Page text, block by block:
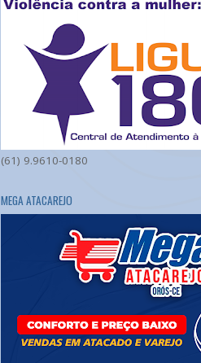
(61) 9.9610-0180
MEGA ATACAREJO